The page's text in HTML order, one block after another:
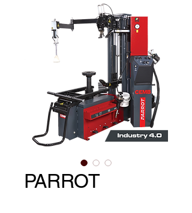
PARROT